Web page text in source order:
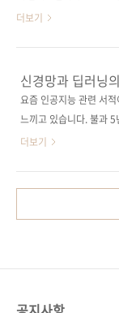
다. ..
(본문은 216쪽) 분량이
인 더 브라우저》(부제:
담겨 있습니다. 책을 이
론은 최소화하였고, 다
한 애플리케이션을 실제
닝의 기술을 ..
술도서 선정! 도서구매 사
구매 사이트(가나다순)
[리디북스] [알라딘] [예
의 기초부터 고급 주제까
사 Springer 원서명
Deep Learning: A
9781617293528) 저자
자명 류광 출판일 2019
더보기
신경망과 딥러닝
탄탄한 이론을 담
요즘 인공지능 관련 서
느끼고 있습니다. 불과
나듯 관련 서적이 출간되
아지기 시작하던 시점의
는 듯합니다. 그만큼 IT
더보기